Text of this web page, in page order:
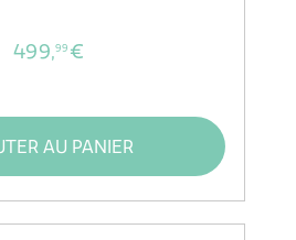
499,99 €
AU PANIER